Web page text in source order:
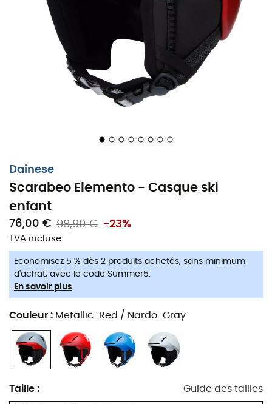
Dainese
Scarabeo Elemento - Casque ski
enfant
76,00 € 98,90 € -23%
TVA incluse
Economisez 5 % dès 2 produits achetés, sans minimum
d'achat, avec le code Summer5.
En savoir plus
Couleur : Metallic-Red / Nardo-Gray
Taille : Guide des tailles